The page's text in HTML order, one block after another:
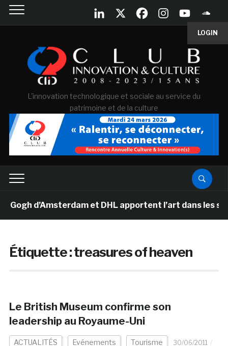
LOGIN
L'innovation technologique et sociale au service du
patrimoine et de la culture
d’Amsterdam et DHL apportent l’art dans les
Étiquette :treasures of heaven
Le British Museum confirme son
leadership au Royaume-Uni
ACTUALITÉS Evénements Tourisme
30/06/2011